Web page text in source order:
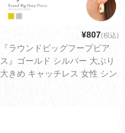
¥807(税込)
『ラウンドビッグフープピア
ス』ゴールド シルバー 大ぶり
大きめ キャッチレス 女性 シン